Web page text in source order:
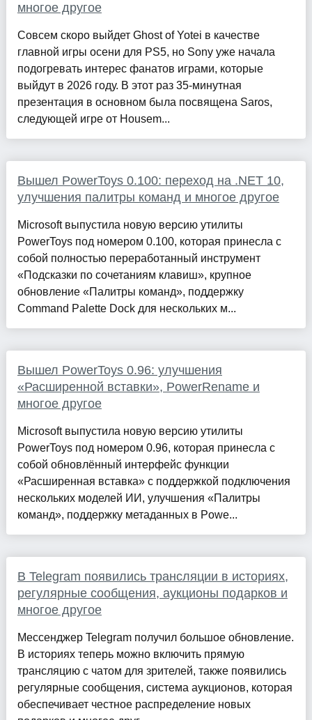
многое другое
Совсем скоро выйдет Ghost of Yotei в качестве
главной игры осени для PS5, но Sony уже начала
подогревать интерес фанатов играми, которые
выйдут в 2026 году. В этот раз 35-минутная
презентация в основном была посвящена Saros,
следующей игре от Housem...
Вышел PowerToys 0.100: переход на .NET 10,
улучшения палитры команд и многое другое
Microsoft выпустила новую версию утилиты
PowerToys под номером 0.100, которая принесла с
собой полностью переработанный инструмент
«Подсказки по сочетаниям клавиш», крупное
обновление «Палитры команд», поддержку
Command Palette Dock для нескольких м...
Вышел PowerToys 0.96: улучшения
«Расширенной вставки», PowerRename и
многое другое
Microsoft выпустила новую версию утилиты
PowerToys под номером 0.96, которая принесла с
собой обновлённый интерфейс функции
«Расширенная вставка» с поддержкой подключения
нескольких моделей ИИ, улучшения «Палитры
команд», поддержку метаданных в Powe...
В Telegram появились трансляции в историях,
регулярные сообщения, аукционы подарков и
многое другое
Мессенджер Telegram получил большое обновление.
В историях теперь можно включить прямую
трансляцию с чатом для зрителей, также появились
регулярные сообщения, система аукционов, которая
обеспечивает честное распределение новых